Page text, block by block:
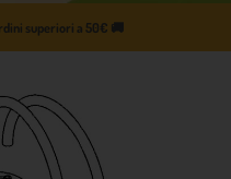
superiori a 50€ 🚚